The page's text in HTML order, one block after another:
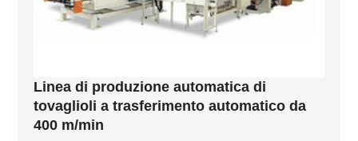
Linea di produzione automatica di
tovaglioli a trasferimento automatico da
400 m/min